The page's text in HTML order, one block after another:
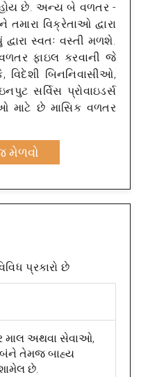
હોય છે. અન્ય બે વળતર -
વિક્રેતાઓ દ્વારા
દ્વારા સ્વતઃ વસ્તી મળશે.
વળતર ફાઇલ કરવાની જે
બિનનિવાસીઓ,
સર્વિસ પ્રોવાઇડર્સ
માટે છે માસિક વળતર
મેળવો
પ્રકારો છે
માલ અથવા સેવાઓ,
તેમજ બાહ્ય
છે.